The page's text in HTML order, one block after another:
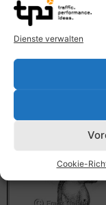
Dienste verwalten
Cookie-
Gewinnung
Stammzellen aus
Blastozyste